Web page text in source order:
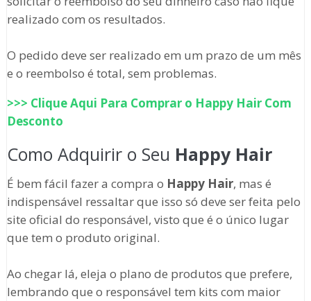
realizado com os resultados.
O pedido deve ser realizado em um prazo de um mês
e o reembolso é total, sem problemas.
>>> Clique Aqui Para Comprar o Happy HairCom
Desconto
Como Adquirir o Seu Happy Hair
É bem fácil fazer a compra o Happy Hair, mas é
indispensável ressaltar que isso só deve ser feita pelo
site oficial do responsável, visto que é o único lugar
que tem o produto original.
Ao chegar lá, eleja o plano de produtos que prefere,
lembrando que o responsável tem kits com maior